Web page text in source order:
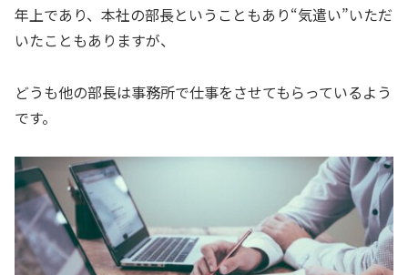
年上であり、本社の部長ということもあり“気遣い”いただ
いたこともありますが、
どうも他の部長は事務所で仕事をさせてもらっているよう
です。